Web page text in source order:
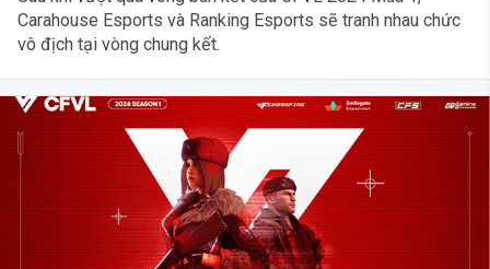
Carahouse Esports và Ranking Esports sẽ tranh nhau chức
vô địch tại vòng chung kết.